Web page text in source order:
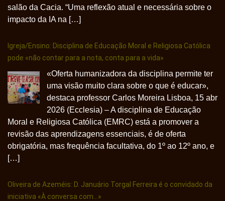
salão da Cacia. “Uma reflexão atual e necessária sobre o
impacto da IA na […]
Igreja/Ensino: Disciplina de Educação Moral e Religiosa Católica
pode «não contar para a nota, conta para a vida»
«Oferta humanizadora da disciplina permite ter
uma visão muito clara sobre o que é educar»,
destaca professor Carlos Moreira Lisboa, 15 abr
2026 (Ecclesia) – A disciplina de Educação
Moral e Religiosa Católica (EMRC) está a promover a
revisão das aprendizagens essenciais, é de oferta
obrigatória, mas frequência facultativa, do 1º ao 12º ano, e
[…]
Oliveira de Azeméis: D. Januário Torgal Ferreira é o convidado da
iniciativa «À conversa com…»